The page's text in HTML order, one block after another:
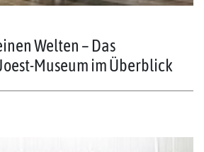
Welten – Das
Museum im Überblick